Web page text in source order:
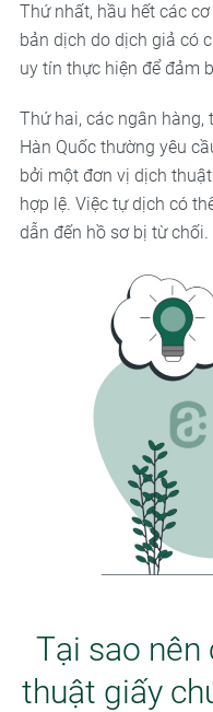
Thứ nhất, hầu hết các
bản dịch do dịch giả có
uy tín thực hiện để đảm
Thứ hai, các ngân
Hàn Quốc thường yêu
bởi một đơn vị dịch
hợp lệ. Việc tự dịch có
dẫn đến hồ sơ bị từ chối.
Tại sao nên
thuật giấy